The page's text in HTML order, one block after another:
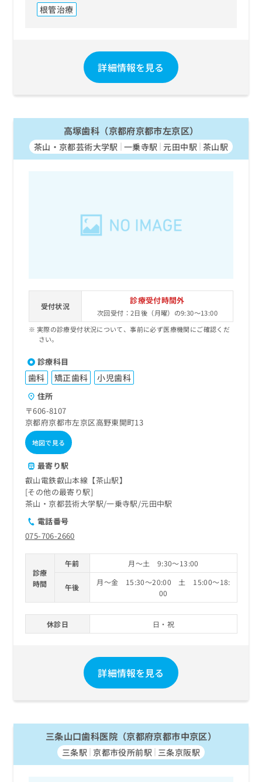
根管治療
詳細情報を見る
高塚歯科（京都府京都市左京区）
茶山・京都芸術大学駅 一乗寺駅 元田中駅 茶山駅
受付状況
診療受付時間外
次回受付：2日後（月曜）の9:30～13:00
実際の診療受付状況について、事前に必ず医療機関にご確認くだ
さい。
診療科目
歯科 矯正歯科 小児歯科
住所
〒606-8107
京都府京都市左京区高野東開町13
地図で見る
最寄り駅
叡山電鉄叡山本線【茶山駅】
その他の最寄り駅
茶山・京都芸術大学駅 一乗寺駅 元田中駅
電話番号
075-706-2660
診療
時間
午前 月～土 9:30～13:00
午後
月～金 15:30～20:00 土 15:00～18:
00
休診日 日・祝
詳細情報を見る
三条山口歯科医院（京都府京都市中京区）
三条駅 京都市役所前駅 三条京阪駅